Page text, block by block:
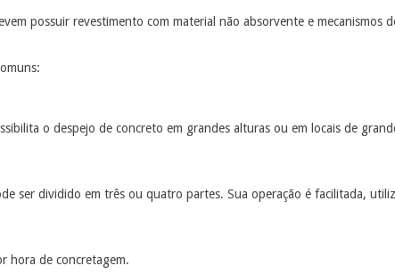
possuir revestimento com material não absorvente e mecanismos
o despejo de concreto em grandes alturas ou em locais de
ser dividido em três ou quatro partes. Sua operação é facilitada,
hora de concretagem.